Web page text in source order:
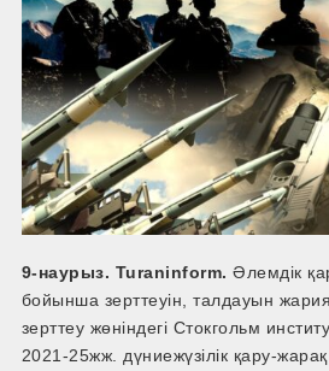
9-наурыз. Turaninform. Әлемдік
бойынша зерттеуін, талдауын
зерттеу жөніндегі Стокгольм
2021-25жж. дүниежүзілік қару-